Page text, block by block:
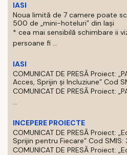
IASI
Noua limită de 7 camere poate
500 de „mini-hoteluri” din Iași
* cea mai sensibilă schimbare ii
persoane fi ...
IASI
COMUNICAT DE PRESĂ Proiect:
Acces, Sprijin și Incluziune” Cod
COMUNICAT DE PRESĂ Proiect:
...
INCEPERE PROIECTE
COMUNICAT DE PRESĂ Proiect:
Sprijin pentru Fiecare” Cod SMIS:
COMUNICAT DE PRESĂ Proiect: